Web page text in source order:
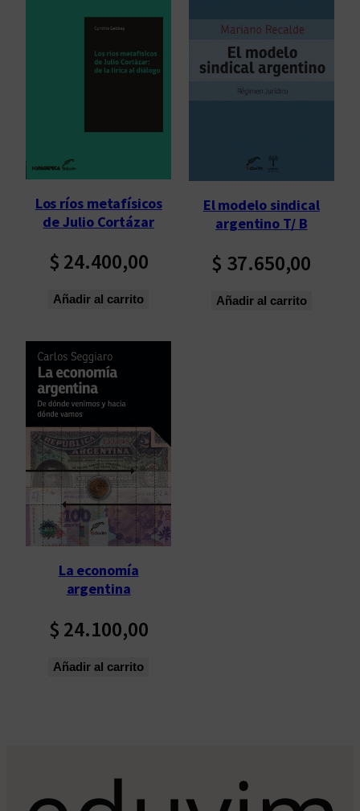
Los ríos metafísicos
de Julio Cortázar
$ 24.400,00
Añadir al carrito
El modelo sindical
argentino T/ B
$ 37.650,00
Añadir al carrito
La economía
argentina
$ 24.100,00
Añadir al carrito